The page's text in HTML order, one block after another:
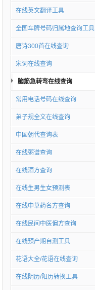
在线英文翻译工具
全国车牌号码归属地查询工具
唐诗300首在线查询
宋词在线查询
脑筋急转弯在线查询
常用电话号码在线查询
弟子规全文在线查询
中国朝代查询表
在线粥谱查询
在线酒方查询
在线生男生女预测表
在线中草药名方查询
在线民间中医偏方查询
在线预产期自测工具
花语大全/花语在线查询
在线阴历/阳历转换工具